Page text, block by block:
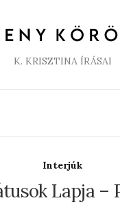
K. KRISZTINA ÍRÁSAI
Interjúk
Lapja –